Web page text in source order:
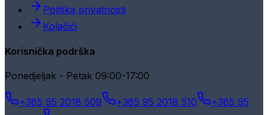
Politika privatnosti
Kolačići
Korisnička podrška
Ponedjeljak - Petak 09:00-17:00
+385 95 2018 509 +385 95 2018 510
+385 95